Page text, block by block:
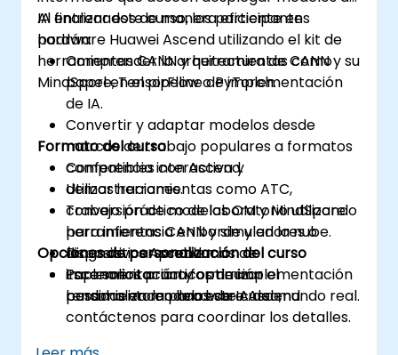
IA entrenados de manera eficiente en
hardware Huawei Ascend utilizando el kit de
herramientas CANN y herramientas como
MindSpore, TensorFlow o PyTorch.
Al finalizar este curso, los participantes
podrán:
Comprender la arquitectura de CANN y su
papel en el pipeline de implementación
de IA.
Convertir y adaptar modelos desde
marcos de trabajo populares a formatos
compatibles con Ascend.
Utilizar herramientas como ATC,
conversión de modelos OM y MindSpore
para inferencia en borde y en la nube.
Diagnosticar problemas de
implementación y optimizar el
rendimiento en hardware Ascend.
Formato del curso
Conferencia interactiva y
demostraciones.
Trabajo práctico de laboratorio utilizando
herramientas CANN y simuladores o
dispositivos Ascend.
Escenarios prácticos de implementación
basados en modelos de IA del mundo real.
Opciones de personalización del curso
Para solicitar una formación
personalizada para este curso,
contáctenos para coordinar los detalles.